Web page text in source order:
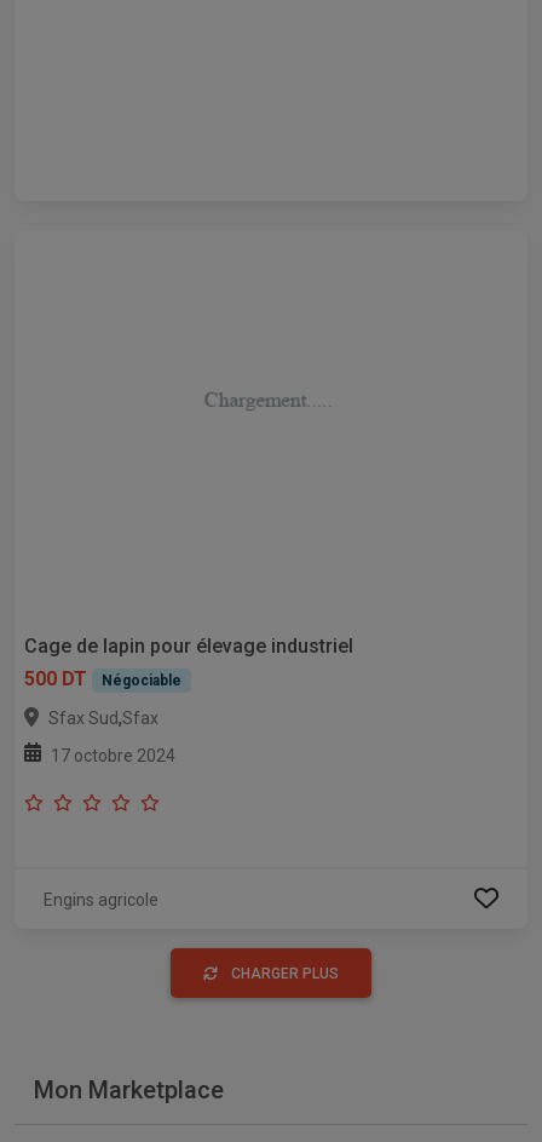
Cage de lapin pour élevage industriel
500 DT
Négociable
Sfax Sud,Sfax
17 octobre 2024
Engins agricole
CHARGER PLUS
Mon Marketplace